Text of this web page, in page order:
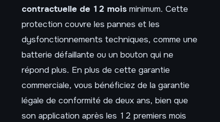
contractuelle de 12 mois minimum. Cette
protection couvre les pannes et les
dysfonctionnements techniques, comme une
batterie défaillante ou un bouton qui ne
répond plus. En plus de cette garantie
commerciale, vous bénéficiez de la garantie
légale de conformité de deux ans, bien que
son application après les 12 premiers mois